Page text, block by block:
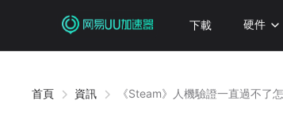
下載 硬件
首頁 資訊 《Steam》人機驗證一直過不了